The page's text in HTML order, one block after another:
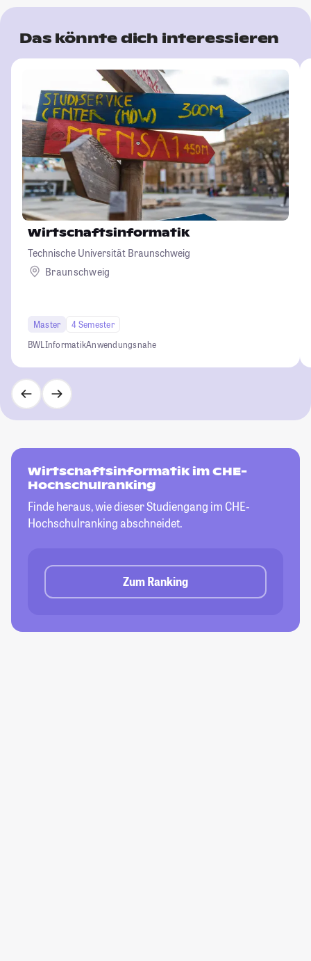
Das könnte dich interessieren
Wirtschaftsinformatik
Technische Universität Braunschweig
Braunschweig
Master
4 Semester
BWLInformatikAnwendungsnahe
Wirtschaftsinformatik im CHE-
Hochschulranking
Finde heraus, wie dieser Studiengang im CHE-
Hochschulranking abschneidet.
Zum Ranking